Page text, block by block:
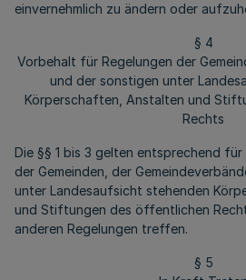
einvernehmlich zu ändern oder
§ 4
Vorbehalt für Regelungen der
und der sonstigen unter
Körperschaften, Anstalten und
Rechts
Die §§ 1 bis 3 gelten entsprechend
der Gemeinden, der
unter Landesaufsicht stehenden
und Stiftungen des öffentlichen
anderen Regelungen treffen.
§ 5